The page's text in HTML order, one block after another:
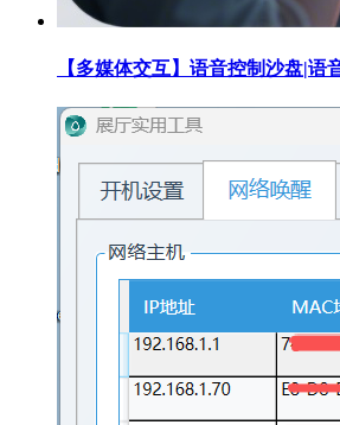
【多媒体交互】语音控制沙盘|语